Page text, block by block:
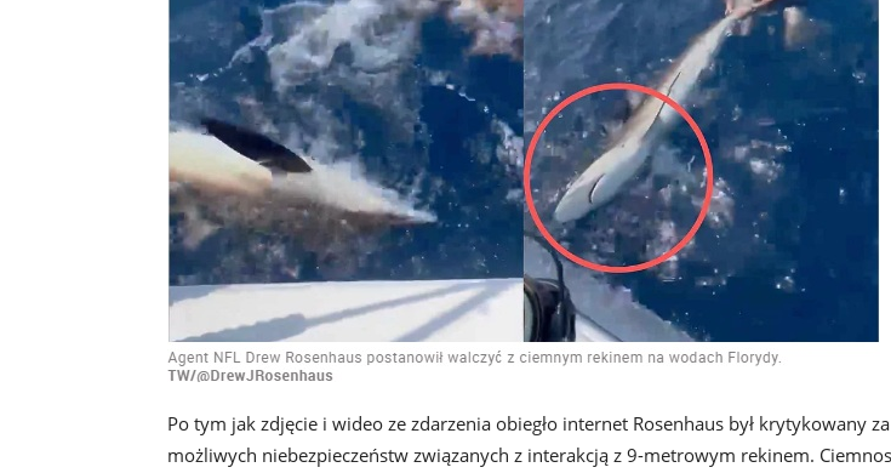
Po tym jak zdjęcie i wideo ze zdarzenia obiegło internet Rosenhaus był krytykowany
możliwych niebezpieczeństw związanych z interakcją z 9-metrowym rekinem.